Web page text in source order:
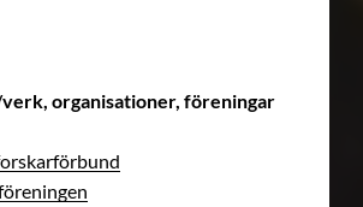
organisationer, föreningar